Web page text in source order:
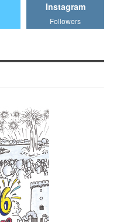
Instagram
Followers